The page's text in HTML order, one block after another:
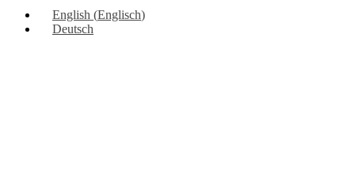
English (Englisch)
Deutsch